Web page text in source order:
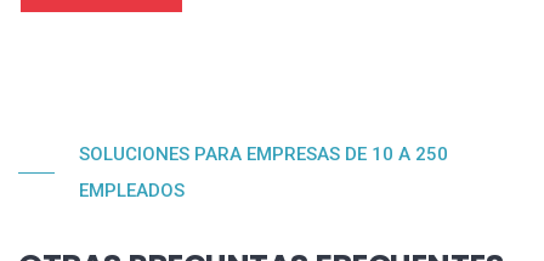
SOLUCIONES PARA EMPRESAS DE 10 A 250
EMPLEADOS